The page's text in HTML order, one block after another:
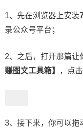
1、先在浏览器上安装
录公众号平台；
2、之后，打开那篇让
赚图文工具箱】
，点
3、接下来，你可以拖